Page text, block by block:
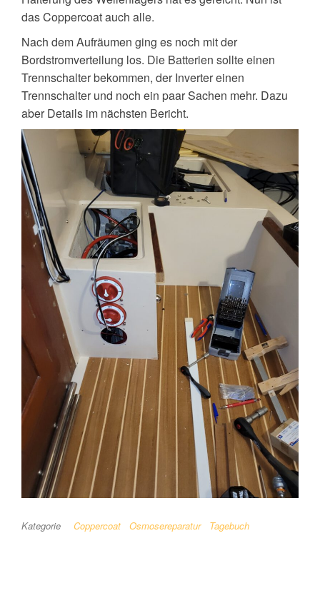
das Coppercoat auch alle.
Nach dem Aufräumen ging es noch mit der
Bordstromverteilung los. Die Batterien sollte einen
Trennschalter bekommen, der Inverter einen
Trennschalter und noch ein paar Sachen mehr. Dazu
aber Details im nächsten Bericht.
Kategorie Coppercoat Osmosereparatur Tagebuch